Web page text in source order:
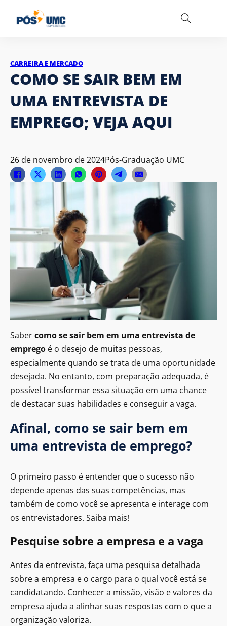
CARREIRA E MERCADO
COMO SE SAIR BEM EM
UMA ENTREVISTA DE
EMPREGO; VEJA AQUI
26 de novembro de 2024Pós-Graduação UMC
Sabercomo se sair bem em uma entrevista de
emprego é o desejo de muitas pessoas,
especialmente quando se trata de uma oportunidade
desejada. No entanto, com preparação adequada, é
possível transformar essa situação em uma chance
de destacar suas habilidades e conseguir a vaga.
Afinal, como se sair bem em
uma entrevista de emprego?
O primeiro passo é entender que o sucesso não
depende apenas das suas competências, mas
também de como você se apresenta e interage com
os entrevistadores. Saiba mais!
Pesquise sobre a empresa e a vaga
Antes da entrevista, faça uma pesquisa detalhada
sobre a empresa e o cargo para o qual você está se
candidatando. Conhecer a missão, visão e valores da
empresa ajuda a alinhar suas respostas com o que a
organização valoriza.